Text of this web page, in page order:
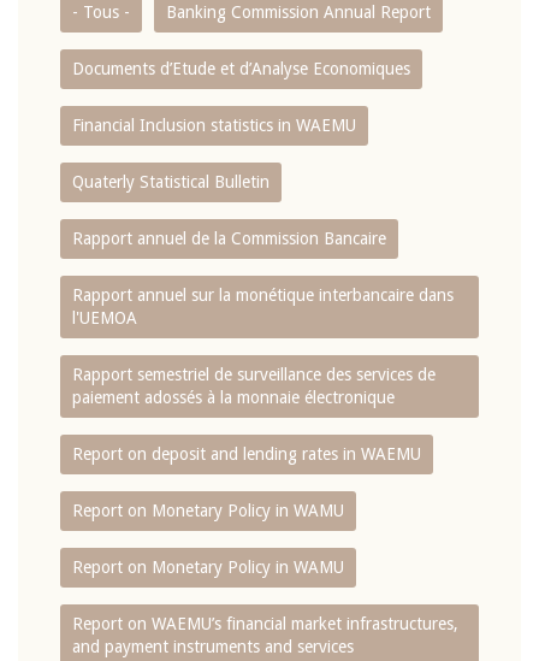
- Tous - Banking Commission Annual Report
Documents d’Etude et d’Analyse Economiques
Financial Inclusion statistics in WAEMU
Quaterly Statistical Bulletin
Rapport annuel de la Commission Bancaire
Rapport annuel sur la monétique interbancaire dans
l'UEMOA
Rapport semestriel de surveillance des services de
paiement adossés à la monnaie électronique
Report on deposit and lending rates in WAEMU
Report on Monetary Policy in WAMU
Report on Monetary Policy in WAMU
Report on WAEMU’s financial market infrastructures,
and payment instruments and services